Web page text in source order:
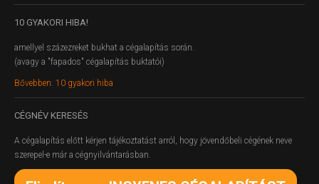
10 GYAKORI HIBA!
amellyel százezreket bukhat a cégalapítás során.
(avagy a "fapados" cégalapítás buktatói)
Bővebben: 10 gyakori hiba
CÉGNÉV KERESÉS
A cégalapítás előtt kérjen tájékoztatást arról, hogy jövendőbeli cégének neve
szerepel-e már a cégnyilvántarásban.